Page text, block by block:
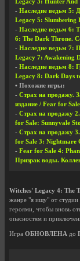
Legacy 3: Hunter And
- Наследие ведьм 5:
Legacy 5: Slumbering
- Наследие ведьм 6:
6: The Dark Throne.
- Наследие ведьм 7:
Legacy 7: Awakening
- Наследие ведьм 8:
Legacy 8: Dark Days
• Похожие игры:
- Страх на продажу.
издание / Fear for
- Страх на продажу
for Sale: Sunnyvale
- Страх на продажу
for Sale 3: Nightmare
- Fear for Sale 4:
Призрак воды.
Witches' Legacy 4: The
жанре "я ищу" от студии
героями, чтобы вновь
опасностям и
Игра ОБНОВЛЕНА до